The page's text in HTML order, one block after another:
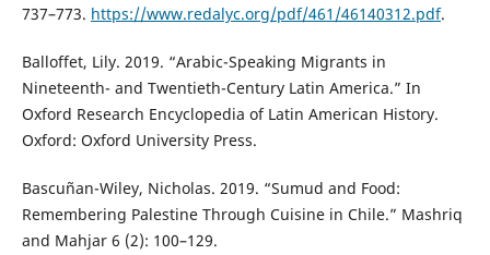
737–773. https://www.redalyc.org/pdf/461/46140312.pdf.
Balloffet, Lily. 2019. “Arabic-Speaking Migrants in
Nineteenth- and Twentieth-Century Latin America.” In
Oxford Research Encyclopedia of Latin American History.
Oxford: Oxford University Press.
Bascuñan-Wiley, Nicholas. 2019. “Sumud and Food:
Remembering Palestine Through Cuisine in Chile.” Mashriq
and Mahjar 6 (2): 100–129.